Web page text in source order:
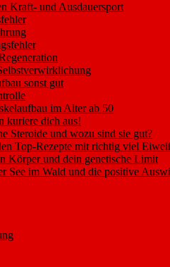
Kraft- und Ausdauersport
sonst gut
im Alter ab 50
kuriere dich aus!
Steroide und wozu sind sie gut?
Top-Rezepte mit richtig viel
Körper und dein genetische Limit
See im Wald und die positive